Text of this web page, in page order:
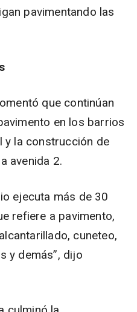
pavimentando las
que continúan
en los barrios
y la construcción de
avenida 2.
ejecuta más de 30
refiere a pavimento,
cuneteo,
y demás”, dijo